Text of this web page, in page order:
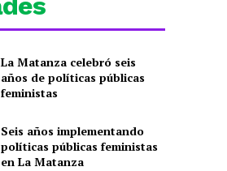
La Matanza celebró seis
años de políticas públicas
feministas
Seis años implementando
políticas públicas feministas
en La Matanza